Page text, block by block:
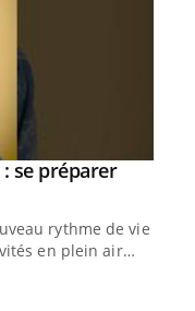
se préparer
rythme de vie !
en plein air…